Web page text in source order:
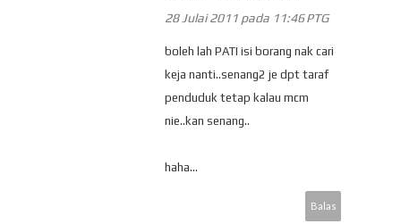
28 Julai 2011 pada 11:46 PTG
boleh lah PATI isi borang nak cari
keja nanti..senang2 je dpt taraf
penduduk tetap kalau mcm
nie..kan senang..
haha...
Balas